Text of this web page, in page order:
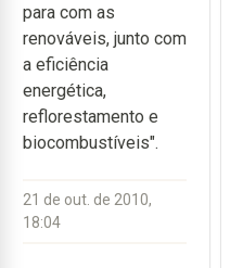
para com as
renováveis, junto com
a eficiência
energética,
reflorestamento e
biocombustíveis".
21 de out. de 2010,
18:04